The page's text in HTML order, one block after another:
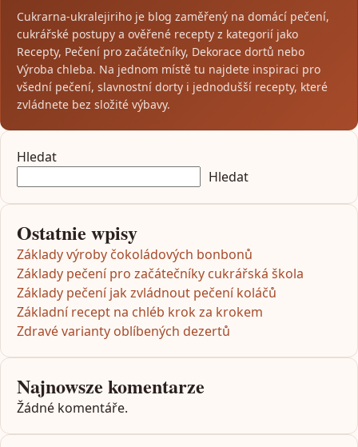
Cukrarna-ukralejiriho je blog zaměřený na domácí pečení,
cukrářské postupy a ověřené recepty z kategorií jako
Recepty, Pečení pro začátečníky, Dekorace dortů nebo
Výroba chleba. Na jednom místě tu najdete inspiraci pro
všední pečení, slavnostní dorty i jednodušší recepty, které
zvládnete bez složité výbavy.
Hledat
Hledat
Ostatnie wpisy
Základy výroby čokoládových bonbonů
Základy pečení pro začátečníky cukrářská škola
Základy pečení jak zvládnout pečení koláčů
Základní recept na chléb krok za krokem
Zdravé varianty oblíbených dezertů
Najnowsze komentarze
Žádné komentáře.